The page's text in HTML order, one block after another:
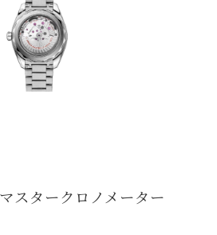
スタークロノメーター